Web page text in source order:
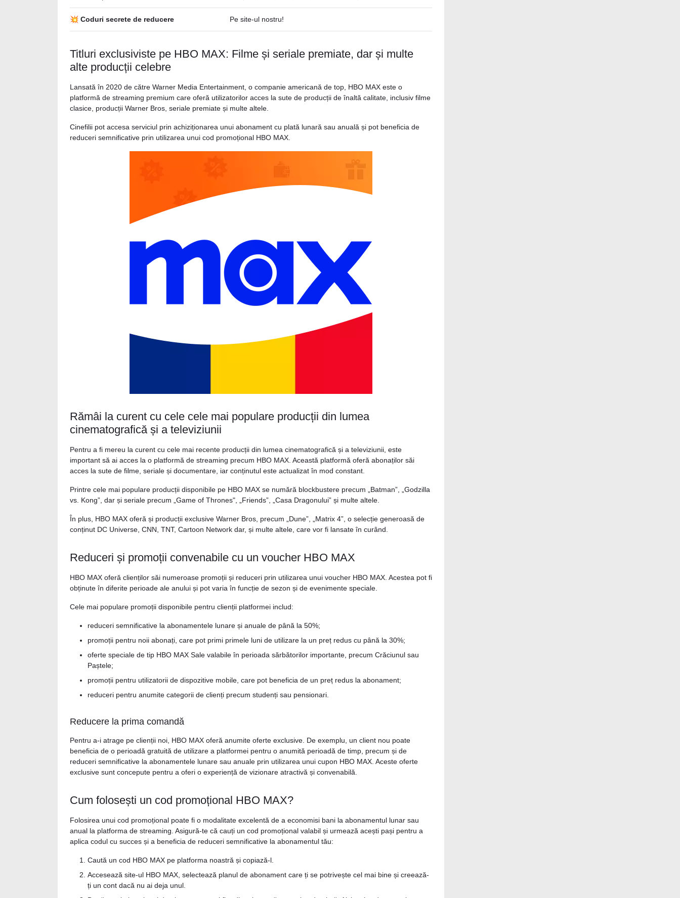
💥 Coduri secrete de reducere Pe site-ul nostru!
Titluri exclusiviste pe HBO MAX: Filme și seriale premiate, dar și multe
alte producții celebre
Lansată în 2020 de către Warner Media Entertainment, o companie americană de top, HBO MAX este o
platformă de streaming premium care oferă utilizatorilor acces la sute de producții de înaltă calitate, inclusiv filme
clasice, producții Warner Bros, seriale premiate și multe altele.
Cinefilii pot accesa serviciul prin achiziționarea unui abonament cu plată lunară sau anuală și pot beneficia de
reduceri semnificative prin utilizarea unui cod promoțional HBO MAX.
Rămâi la curent cu cele cele mai populare producții din lumea
cinematografică și a televiziunii
Pentru a fi mereu la curent cu cele mai recente producții din lumea cinematografică și a televiziunii, este
important să ai acces la o platformă de streaming precum HBO MAX. Această platformă oferă abonaților săi
acces la sute de filme, seriale și documentare, iar conținutul este actualizat în mod constant.
Printre cele mai populare producții disponibile pe HBO MAX se numără blockbustere precum „Batman”, „Godzilla
vs. Kong”, dar și seriale precum „Game of Thrones", „Friends”, „Casa Dragonului” și multe altele.
În plus, HBO MAX oferă și producții exclusive Warner Bros, precum „Dune”, „Matrix 4”, o selecție generoasă de
conținut DC Universe, CNN, TNT, Cartoon Network dar, și multe altele, care vor fi lansate în curând.
Reduceri și promoții convenabile cu un voucher HBO MAX
HBO MAX oferă clienților săi numeroase promoții și reduceri prin utilizarea unui voucher HBO MAX. Acestea pot fi
obținute în diferite perioade ale anului și pot varia în funcție de sezon și de evenimente speciale.
Cele mai populare promoții disponibile pentru clienții platformei includ:
reduceri semnificative la abonamentele lunare și anuale de până la 50%;
promoții pentru noii abonați, care pot primi primele luni de utilizare la un preț redus cu până la 30%;
oferte speciale de tip HBO MAX Sale valabile în perioada sărbătorilor importante, precum Crăciunul sau
Paștele;
promoții pentru utilizatorii de dispozitive mobile, care pot beneficia de un preț redus la abonament;
reduceri pentru anumite categorii de clienți precum studenți sau pensionari.
Reducere la prima comandă
Pentru a-i atrage pe clienții noi, HBO MAX oferă anumite oferte exclusive. De exemplu, un client nou poate
beneficia de o perioadă gratuită de utilizare a platformei pentru o anumită perioadă de timp, precum și de
reduceri semnificative la abonamentele lunare sau anuale prin utilizarea unui cupon HBO MAX. Aceste oferte
exclusive sunt concepute pentru a oferi o experiență de vizionare atractivă și convenabilă.
Cum folosești un cod promoțional HBO MAX?
Folosirea unui cod promoțional poate fi o modalitate excelentă de a economisi bani la abonamentul lunar sau
anual la platforma de streaming. Asigură-te că cauți un cod promoțional valabil și urmează acești pași pentru a
aplica codul cu succes și a beneficia de reduceri semnificative la abonamentul tău:
Caută un cod HBO MAX pe platforma noastră și copiază-l.
Accesează site-ul HBO MAX, selectează planul de abonament care ți se potrivește cel mai bine și creează-
ți un cont dacă nu ai deja unul.